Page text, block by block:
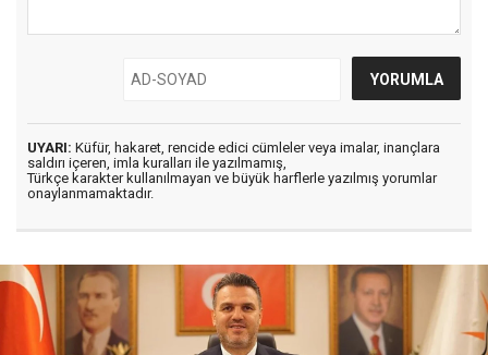
UYARI: Küfür, hakaret, rencide edici cümleler veya imalar, inançlara
saldırı içeren, imla kuralları ile yazılmamış,
Türkçe karakter kullanılmayan ve büyük harflerle yazılmış yorumlar
onaylanmamaktadır.